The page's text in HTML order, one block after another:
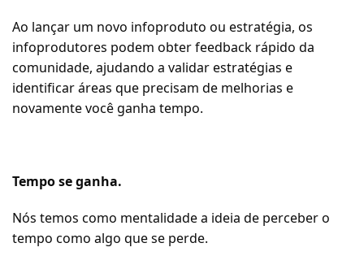
Ao lançar um novo infoproduto ou estratégia, os
infoprodutores podem obter feedback rápido da
comunidade, ajudando a validar estratégias e
identificar áreas que precisam de melhorias e
novamente você ganha tempo.
Tempo se ganha.
Nós temos como mentalidade a ideia de perceber o
tempo como algo que se perde.